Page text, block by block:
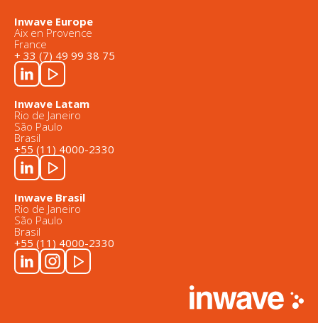
Inwave Europe
Aix en Provence
France
+ 33 (7) 49 99 38 75
Inwave Latam
Rio de Janeiro
São Paulo
Brasil
+55 (11) 4000-2330
Inwave Brasil
Rio de Janeiro
São Paulo
Brasil
+55 (11) 4000-2330